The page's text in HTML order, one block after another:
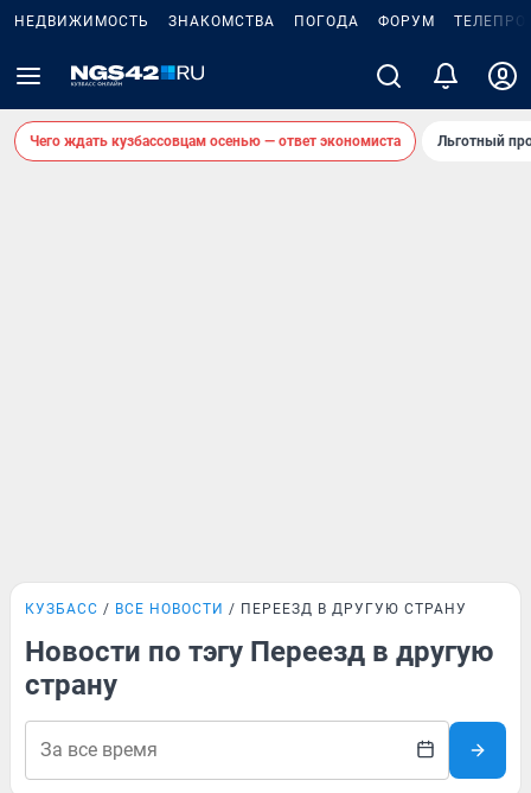
НЕДВИЖИМОСТЬ ЗНАКОМСТВА ПОГОДА ФОРУМ
Чего ждать кузбассовцам осенью — ответ экономиста Льготный
КУЗБАСС ВСЕ НОВОСТИ ПЕРЕЕЗД В ДРУГУЮ СТРАНУ
Новости по тэгу Переезд в другую
страну